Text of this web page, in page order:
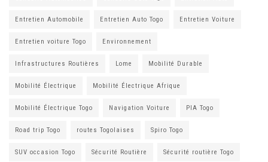
Entretien Automobile Entretien Auto Togo Entretien Voiture
Entretien voiture Togo Environnement
Infrastructures Routières Lome Mobilité Durable
Mobilité Électrique Mobilité Électrique Afrique
Mobilité Électrique Togo Navigation Voiture PIA Togo
Road trip Togo routes Togolaises Spiro Togo
SUV occasion Togo Sécurité Routière Sécurité routière Togo